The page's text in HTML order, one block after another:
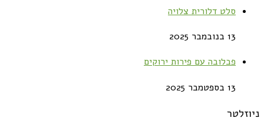
סלט דלורית צלויה
13 בנובמבר 2025
פבלובה עם פירות ירוקים
13 בספטמבר 2025
ניוזלטר